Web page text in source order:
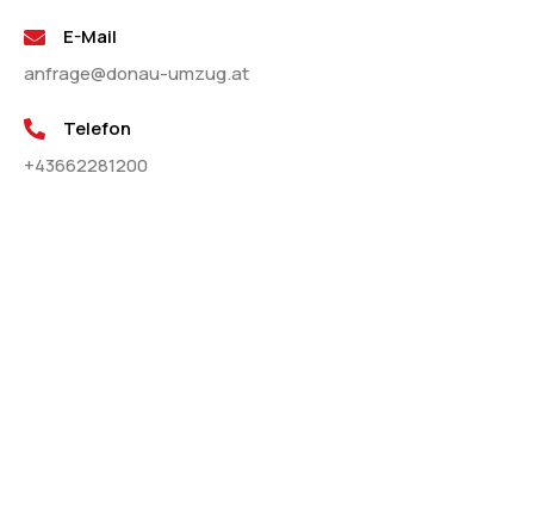
E-Mail
anfrage@donau-umzug.at
Telefon
+43662281200